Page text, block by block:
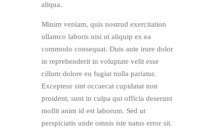
aliqua.
Minim veniam, quis nostrud exercitation
ullamco laboris nisi ut aliquip ex ea
commodo consequat. Duis aute irure dolor
in reprehenderit in voluptate velit esse
cillum dolore eu fugiat nulla pariatur.
Excepteur sint occaecat cupidatat non
proident, sunt in culpa qui officia deserunt
mollit anim id est laborum. Sed ut
perspiciatis unde omnis iste natus error sit.